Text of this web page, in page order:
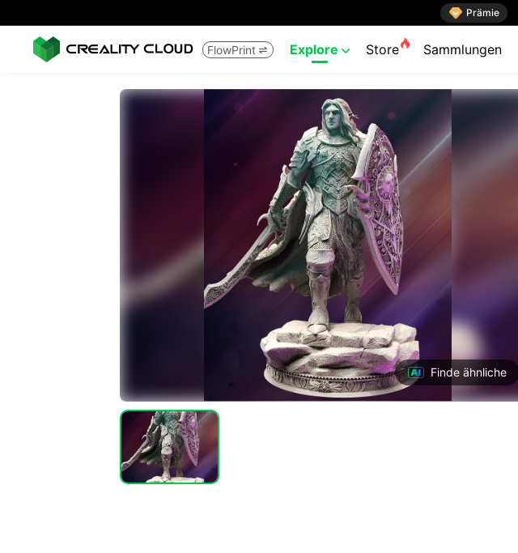
 Prämie
FlowPrint  Explore  Store Sammlungen
Finde ähnliche